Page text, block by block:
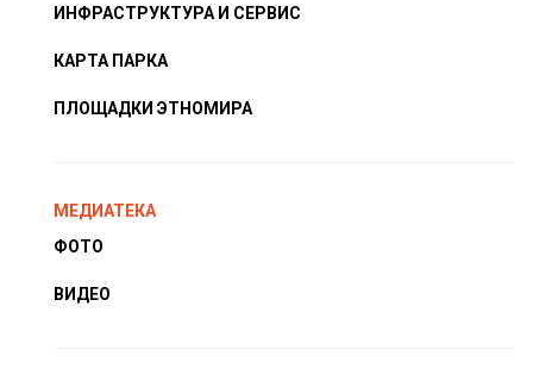
ИНФРАСТРУКТУРА И СЕРВИС
КАРТА ПАРКА
ПЛОЩАДКИ ЭТНОМИРА
МЕДИАТЕКА
ФОТО
ВИДЕО